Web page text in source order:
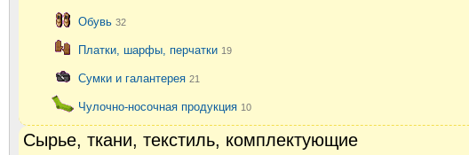
Обувь 32
Платки, шарфы, перчатки 19
Сумки и галантерея 21
Чулочно-носочная продукция 10
Сырье, ткани, текстиль, комплектующие